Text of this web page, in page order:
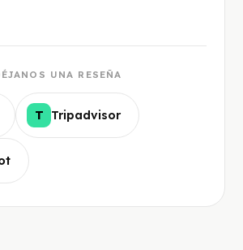
UNA RESEÑA
T Tripadvisor